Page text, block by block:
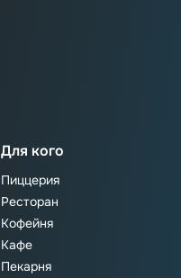
Для кого
Пиццерия
Ресторан
Кофейня
Кафе
Пекарня